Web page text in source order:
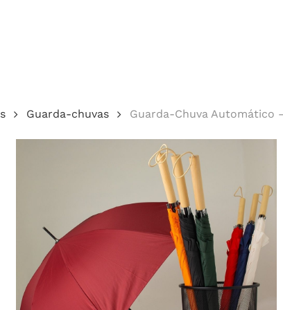
Guarda-chuvas Guarda-Chuva Automático